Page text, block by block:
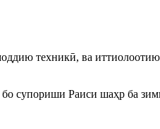
техникӣ, ва
бо супориши Раиси шаҳр ба